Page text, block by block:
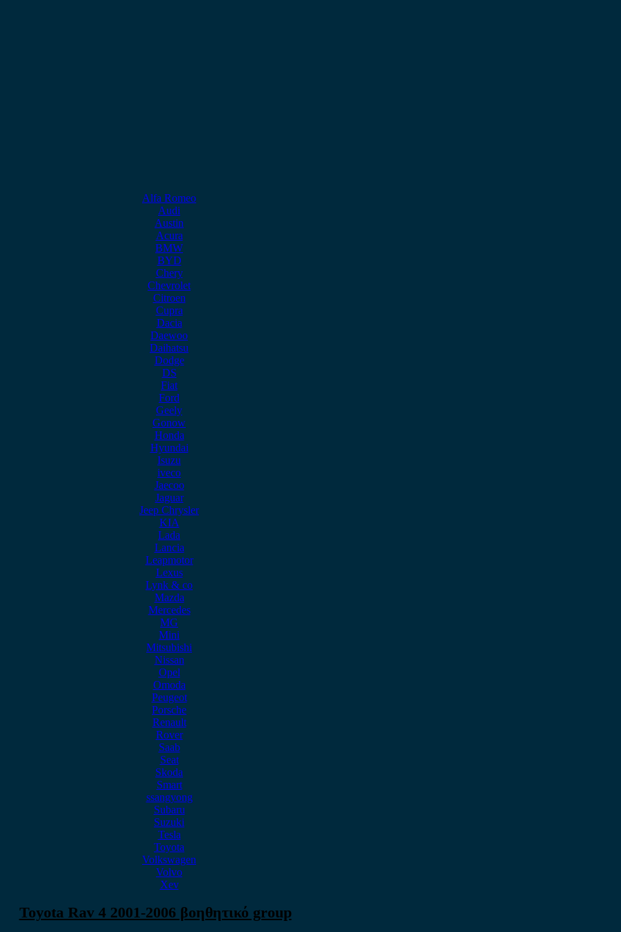
Alfa Romeo
Audi
Austin
Acura
BMW
BYD
Chery
Chevrolet
Citroen
Cupra
Dacia
Daewoo
Daihatsu
Dodge
DS
Fiat
Ford
Geely
Gonow
Honda
Hyundai
Isuzu
iveco
Jaecoo
Jaguar
Jeep Chrysler
KIA
Lada
Lancia
Leapmotor
Lexus
Lynk & co
Mazda
Mercedes
MG
Mini
Mitsubishi
Nissan
Opel
Omoda
Peugeot
Porsche
Renault
Rover
Saab
Seat
Skoda
Smart
ssangyong
Subaru
Suzuki
Tesla
Toyota
Volkswagen
Volvo
Xev
Toyota Rav 4 2001-2006 βοηθητικό group